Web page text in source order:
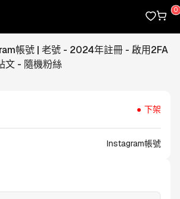
帳號 | 老號 - 2024年註冊 - 啟用2FA
文 - 隨機粉絲
下架
Instagram帳號